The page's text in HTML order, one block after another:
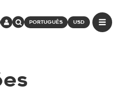
PORTUGUÊS USD